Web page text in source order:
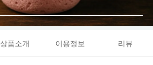
상품소개 이용정보 리뷰